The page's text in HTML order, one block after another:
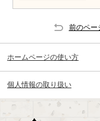
前のペー
ホームページの使い方
個人情報の取り扱い